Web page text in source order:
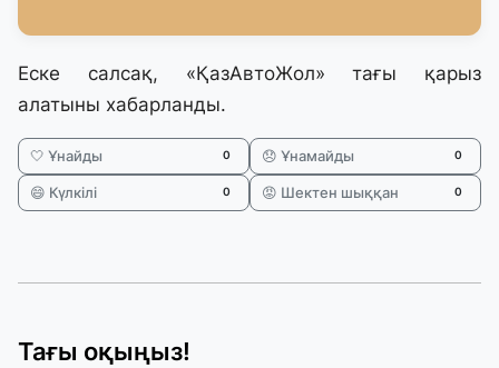
Еске салсақ, «ҚазАвтоЖол» тағы қарыз
алатыны хабарланды.
🤍 Ұнайды 0 😞 Ұнамайды 0
😄 Күлкілі 0 😡 Шектен шыққан 0
Тағы оқыңыз!